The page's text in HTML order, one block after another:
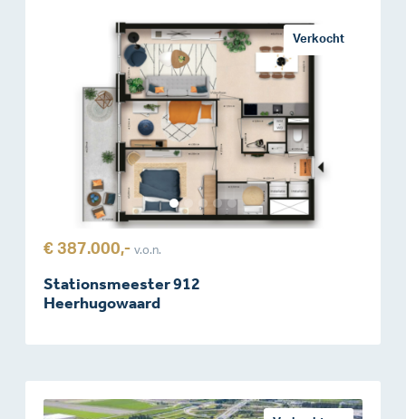
Verkocht
€ 387.000,- v.o.n.
Stationsmeester 912
Heerhugowaard